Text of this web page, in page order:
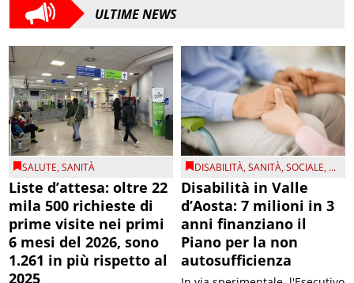
ULTIME NEWS
SALUTE,SANITÀ
Liste d’attesa: oltre 22
mila 500 richieste di
prime visite nei primi
6 mesi del 2026, sono
1.261 in più rispetto al
2025
DISABILITÀ,SANITÀ,SOCIALE, ...
Disabilità in Valle
d’Aosta: 7 milioni in 3
anni finanziano il
Piano per la non
autosufficienza